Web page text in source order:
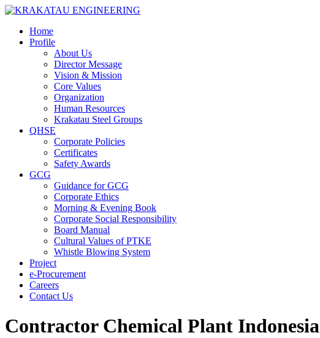
Home
Profile
About Us
Director Message
Vision & Mission
Core Values
Organization
Human Resources
Krakatau Steel Groups
QHSE
Corporate Policies
Certificates
Safety Awards
GCG
Guidance for GCG
Corporate Ethics
Morning & Evening Book
Corporate Social Responsibility
Board Manual
Cultural Values of PTKE
Whistle Blowing System
Project
e-Procurement
Careers
Contact Us
Contractor Chemical Plant Indonesia